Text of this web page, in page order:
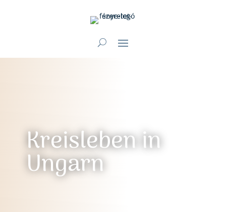
Kreisleben in
Ungarn